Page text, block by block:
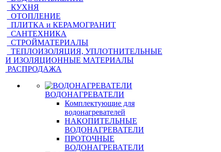
КУХНЯ
ОТОПЛЕНИЕ
ПЛИТКА и КЕРАМОГРАНИТ
САНТЕХНИКА
СТРОЙМАТЕРИАЛЫ
ТЕПЛОИЗОЛЯЦИЯ, УПЛОТНИТЕЛЬНЫЕ
И ИЗОЛЯЦИОННЫЕ МАТЕРИАЛЫ
РАСПРОДАЖА
ВОДОНАГРЕВАТЕЛИ
Комплектующие для
водонагревателей
НАКОПИТЕЛЬНЫЕ
ВОДОНАГРЕВАТЕЛИ
ПРОТОЧНЫЕ
ВОДОНАГРЕВАТЕЛИ